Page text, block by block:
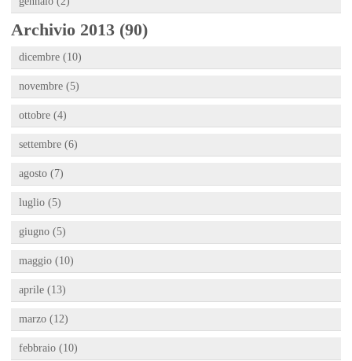
Archivio 2013 (90)
dicembre (10)
novembre (5)
ottobre (4)
settembre (6)
agosto (7)
luglio (5)
giugno (5)
maggio (10)
aprile (13)
marzo (12)
febbraio (10)